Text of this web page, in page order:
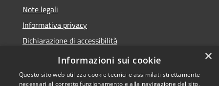
Note legali
Informativa privacy
Dichiarazione di accessibilità
Obiettivi di accessibilità
×
Informazioni sui cookie
Questo sito web utilizza cookie tecnici e assimilati strettamente
necessari al corretto funzionamento e alla navigazione del sito,